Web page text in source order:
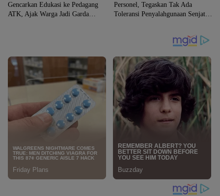
Gencarkan Edukasi ke Pedagang
ATK, Ajak Warga Jadi Garda
Personel, Tegaskan Tak Ada
Toleransi Penyalahgunaan Senjata